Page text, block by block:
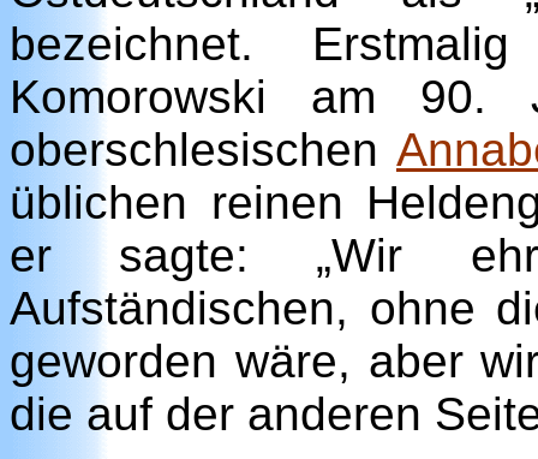
bezeichnet.
Komorowski am 90.
oberschlesischen
üblichen reinen
er sagte: „Wir
Aufständischen, ohne
geworden wäre, aber
die auf der anderen